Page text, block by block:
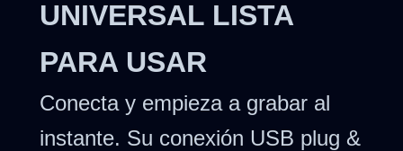
UNIVERSAL LISTA
PARA USAR
Conecta y empieza a grabar al
instante. Su conexión USB plug &